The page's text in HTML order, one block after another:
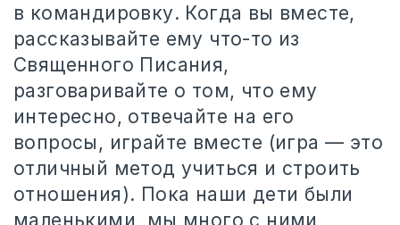
в командировку. Когда вы вместе,
рассказывайте ему что-то из
Священного Писания,
разговаривайте о том, что ему
интересно, отвечайте на его
вопросы, играйте вместе (игра — это
отличный метод учиться и строить
отношения). Пока наши дети были
маленькими, мы много с ними